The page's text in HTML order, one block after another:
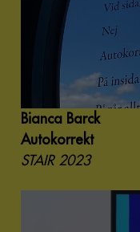
Bianca Barck
Autokorrekt
STAIR 2023